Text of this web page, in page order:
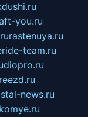
you.ru
rastenuya.ru
team.ru
news.ru